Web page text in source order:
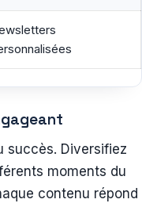
succès. Diversifiez
moments du
contenu répond